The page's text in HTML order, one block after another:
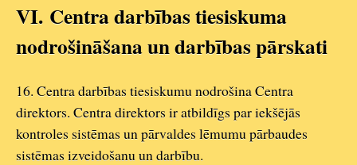
VI. Centra darbības tiesiskuma
nodrošināšana un darbības pārskati
16. Centra darbības tiesiskumu nodrošina Centra
direktors. Centra direktors ir atbildīgs par iekšējās
kontroles sistēmas un pārvaldes lēmumu pārbaudes
sistēmas izveidošanu un darbību.